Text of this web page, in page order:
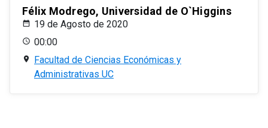
Félix Modrego, Universidad de O`Higgins
19 de Agosto de 2020
00:00
Facultad de Ciencias Económicas y
Administrativas UC